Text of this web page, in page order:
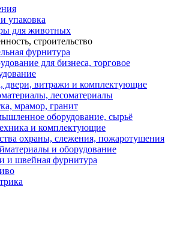
упаковка
для животных
строительство
фурнитура
для бизнеса, торговое
двери, витражи и комплектующие
лесоматериалы
мрамор, гранит
оборудование, сырьё
и комплектующие
охраны, слежения, пожаротушения
и оборудование
и швейная фурнитура